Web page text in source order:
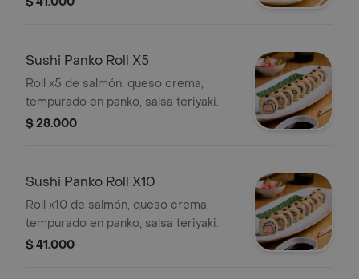
Sushi Panko Roll X5
Roll x5 de salmón, queso crema,
tempurado en panko, salsa teriyaki.
$ 28.000
Sushi Panko Roll X10
Roll x10 de salmón, queso crema,
tempurado en panko, salsa teriyaki.
$ 41.000